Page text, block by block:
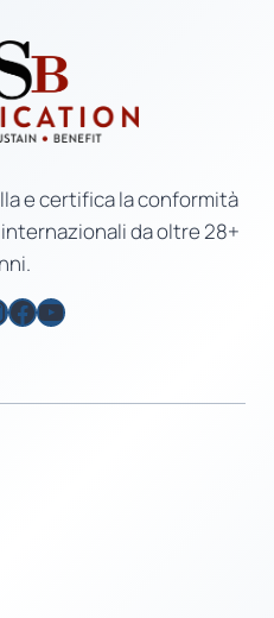
e certifica la conformità
da oltre 28+
Facebook
YouTube